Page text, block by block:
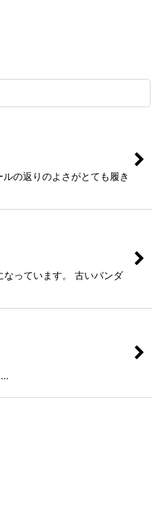
の返りのよさがとても履き
っています。 古いバンダ
…